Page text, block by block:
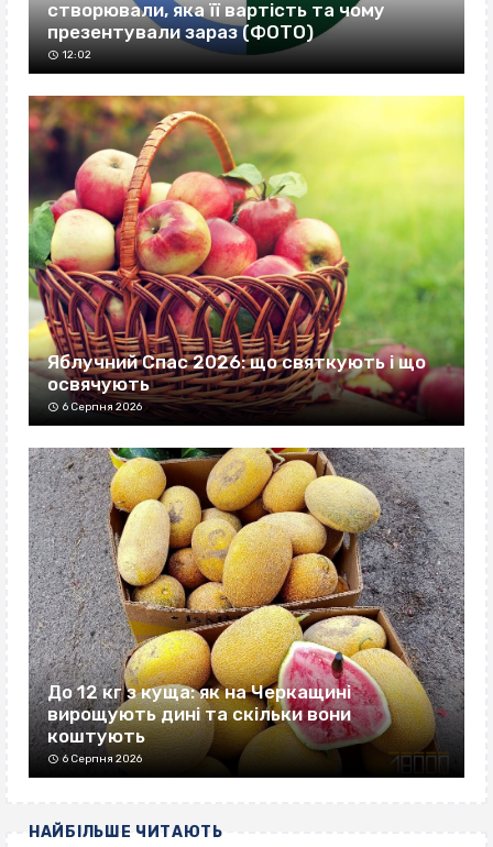
створювали, яка її вартість та чому
презентували зараз (ФОТО)
12:02
Яблучний Спас 2026: що святкують і що
освячують
6 Серпня 2026
До 12 кг з куща: як на Черкащині
вирощують дині та скільки вони
коштують
6 Серпня 2026
НАЙБІЛЬШЕ ЧИТАЮТЬ